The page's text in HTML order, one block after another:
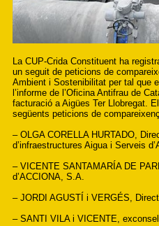
La CUP-Crida Constituent ha
un seguit de peticions de
Ambient i Sostenibilitat per tal que
l’informe de l’Oficina Antifrau de
facturació a Aigües Ter Llobregat.
següents peticions de
– OLGA CORELLA HURTADO,
d’infraestructures Aigua i Serveis
– VICENTE SANTAMARÍA DE
d’ACCIONA, S.A.
– JORDI AGUSTÍ i VERGÉS,
– SANTI VILA i VICENTE,